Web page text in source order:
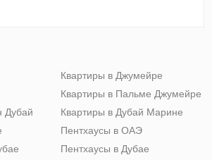
Дубай
Квартиры в Джумейре
Квартиры в Пальме Джумейре
Квартиры в Дубай Марине
Пентхаусы в ОАЭ
Пентхаусы в Дубае